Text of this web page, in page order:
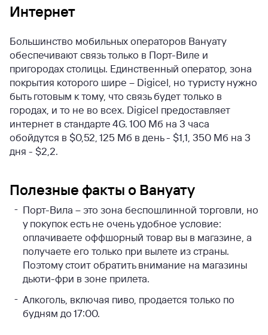
Интернет
Большинство мобильных операторов Вануату
обеспечивают связь только в Порт-Виле и
пригородах столицы. Единственный оператор, зона
покрытия которого шире – Digicel, но туристу нужно
быть готовым к тому, что связь будет только в
городах, и то не во всех. Digicel предоставляет
интернет в стандарте 4G. 100 Мб на 3 часа
обойдутся в $0,52, 125 Мб в день - $1,1, 350 Мб на 3
дня - $2,2.
Полезные факты о Вануату
Порт-Вила – это зона беспошлинной торговли, но
у покупок есть не очень удобное условие:
оплачиваете оффшорный товар вы в магазине, а
получаете его только при вылете из страны.
Поэтому стоит обратить внимание на магазины
дьюти-фри в зоне прилета.
Алкоголь, включая пиво, продается только по
будням до 17:00.